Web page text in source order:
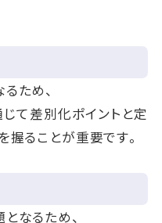
ため、
て差別化ポイントと定
ることが重要です。
なるため、